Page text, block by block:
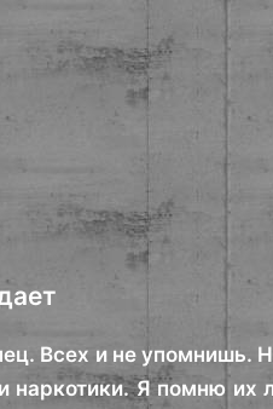
Всех и не упомнишь.
наркотики. Я помню их